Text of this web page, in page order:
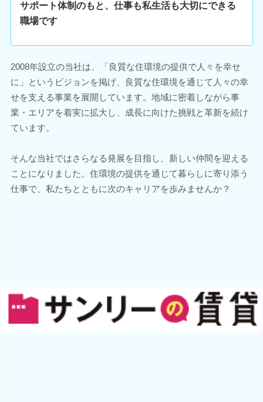
サポート体制のもと、仕事も私生活も大切にできる
職場です
2008年設立の当社は、「良質な住環境の提供で人々を幸せ
に」というビジョンを掲げ、良質な住環境を通じて人々の幸
せを支える事業を展開しています。地域に密着しながら事
業・エリアを着実に拡大し、成長に向けた挑戦と革新を続け
ています。
そんな当社ではさらなる発展を目指し、新しい仲間を迎える
ことになりました。住環境の提供を通じて暮らしに寄り添う
仕事で、私たちとともに次のキャリアを歩みませんか？